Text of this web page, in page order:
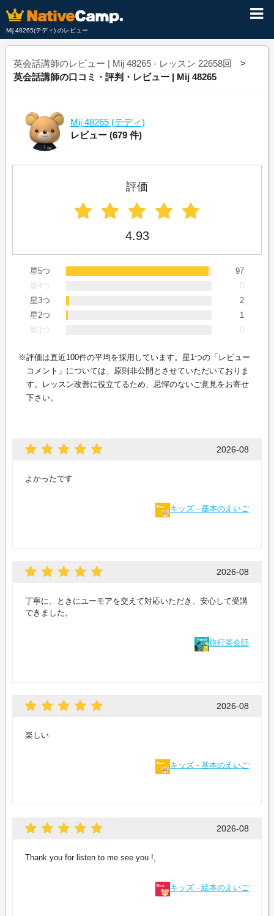
Mij 48265(テディ) のレビュー
英会話講師のレビュー | Mij 48265 - レッスン 22658回
英会話講師の口コミ・評判・レビュー | Mij 48265
Mij 48265 (テディ)
レビュー (679 件)
評価
4.93
星5つ
97
星4つ
0
星3つ
2
星2つ
1
星1つ
0
評価は直近100件の平均を採用しています。星1つの「レビュー
コメント」については、原則非公開とさせていただいておりま
す。レッスン改善に役立てるため、忌憚のないご意見をお寄せ
下さい。
2026-08
よかったです
キッズ - 基本のえいご
2026-08
丁寧に、ときにユーモアを交えて対応いただき、安心して受講
できました。
旅行英会話
2026-08
楽しい
キッズ - 基本のえいご
2026-08
Thank you for listen to me see you !,
キッズ - 絵本のえいご